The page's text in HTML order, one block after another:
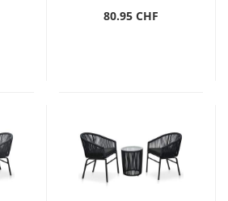
80.95 CHF